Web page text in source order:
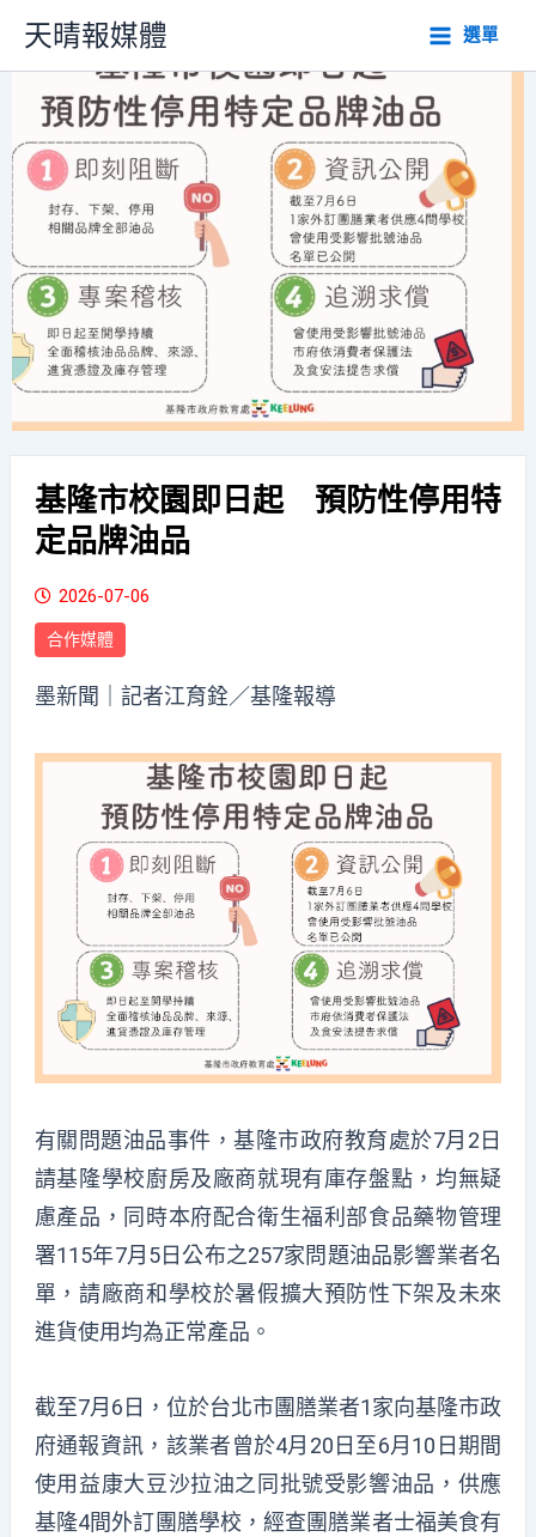
主
容
天晴報媒體 選單
基隆市校園即日起 預防性停用特
定品牌油品
2026-07-06
合作媒體
墨新聞 ｜記者江育銓／基隆報導
有關問題油品事件，基隆市政府教育處於7月2日
請基隆學校廚房及廠商就現有庫存盤點，均無疑
慮產品，同時本府配合衛生福利部食品藥物管理
署115年7月5日公布之257家問題油品影響業者名
單，請廠商和學校於暑假擴大預防性下架及未來
進貨使用均為正常產品。
截至7月6日，位於台北市團膳業者1家向基隆市政
府通報資訊，該業者曾於4月20日至6月10日期間
使用益康大豆沙拉油之同批號受影響油品，供應
基隆4間外訂團膳學校，經查團膳業者士福美食有